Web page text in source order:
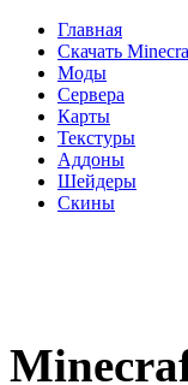
Главная
Скачать
Моды
Сервера
Карты
Текстуры
Аддоны
Шейдеры
Скины